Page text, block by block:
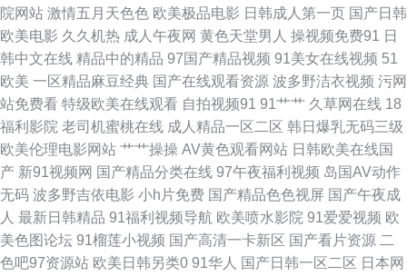
精品久久免费人妻 狠狠干综合网 91在线观看视频网站 91超碰人人狠狠操 日
本理论 豆花视频91在线观看 91九色女神蝌蚪在线 91看片操 精品亚洲无码一
区二区 日韩精品视频 影音先锋AV自拍资源 超碰成人网 国内精品综久久 国产
第33也 91剧场啪啪 91入口17 91大神精品人妻 91探花黑丝视频 91熟妇综合
91福利导 影音先锋女人资源网 亚洲成人色图网址 麻豆入口 亚洲天堂三级片
91看看婷婷综合 91精品牛 WWW成人 91备用永久地址发布 深夜福利博彩建
院网站 激情五月天色色 欧美极品电影 日韩成人第一页 国产日韩
欧美电影 久久机热 成人午夜网 黄色天堂男人 操视频免费91 日
韩中文在线 精品中的精品 97国产精品视频 91美女在线视频 51
欧美 一区精品麻豆经典 国产在线观看资源 波多野洁衣视频 污网
站免费看 特级欧美在线观看 自拍视频91 91艹艹 久草网在线 18
福利影院 老司机蜜桃在线 成人精品一区二区 韩日爆乳无码三级
欧美伦理电影网站 艹艹操操 AV黄色观看网站 日韩欧美在线国
产 新91视频网 国产精品分类在线 97午夜福利视频 岛国AV动作
无码 波多野吉依电影 小h片免费 国产精品色色视屏 国产午夜成
人 最新日韩精品 91福利视频导航 欧美喷水影院 91爱爱视频 欧
美色图论坛 91榴莲小视频 国产高清一卡新区 国产看片资源 二
色吧97资源站 欧美日韩另类0 91华人 国产日韩一区二区 日本网